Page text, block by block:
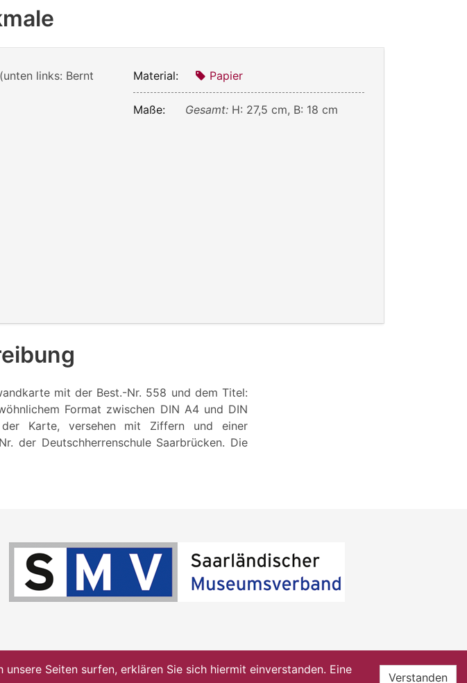
links: Bernt
Material: Papier
Maße: Gesamt: H: 27,5 cm, B: 18 cm
mit der Best.-Nr. 558 und dem Titel:
Format zwischen DIN A4 und DIN
Karte, versehen mit Ziffern und einer
der Deutschherrenschule Saarbrücken. Die
Seiten surfen, erklären Sie sich hiermit einverstanden. Eine
Verstanden